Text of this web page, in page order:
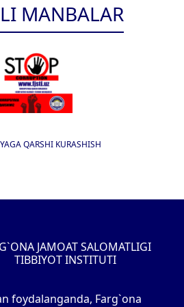
MANBALAR
QARSHI KURASHISH
JAMOAT SALOMATLIGI
TIBBIYOT INSTITUTI
foydalanganda, Farg`ona